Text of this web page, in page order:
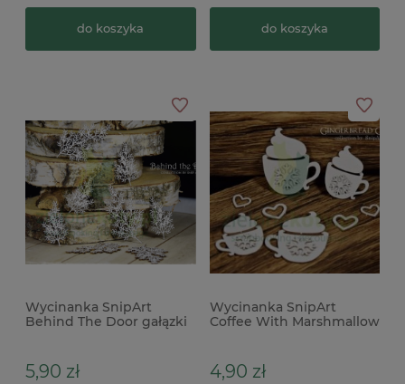
do koszyka do koszyka
Wycinanka SnipArt
Behind The Door gałązki
5,90 zł
Wycinanka SnipArt
Coffee With Marshmallow
4,90 zł